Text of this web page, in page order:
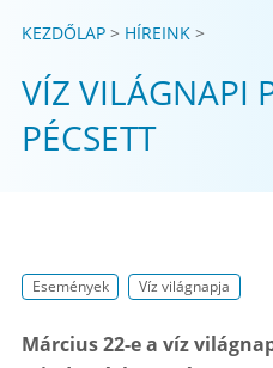
KEZDŐLAP HÍREINK
VÍZ VILÁGNAPI
PÉCSETT
Események Víz világnapja
Március 22-e a víz